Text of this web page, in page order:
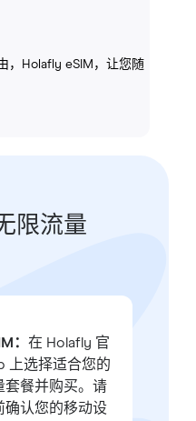
，Holafly eSIM，让您随
限流量
： 在 Holafly 官
上选择适合您的
套餐并购买。请
确认您的移动设